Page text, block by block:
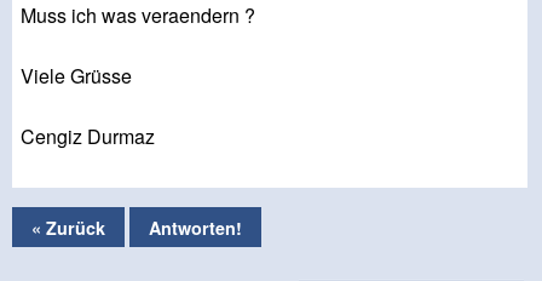
Muss ich was veraendern ?
Viele Grüsse
Cengiz Durmaz
« Zurück Antworten!